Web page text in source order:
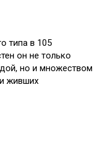
типа в 105
он не только
но и множеством
живших